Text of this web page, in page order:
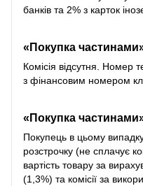
банків та 2% з карток
«Покупка
Комісія відсутня. Номер
з фінансовим номером
«Покупка
Покупець в цьому
розстрочку (не сплачує
вартість товару за
(1,3%) та комісії за